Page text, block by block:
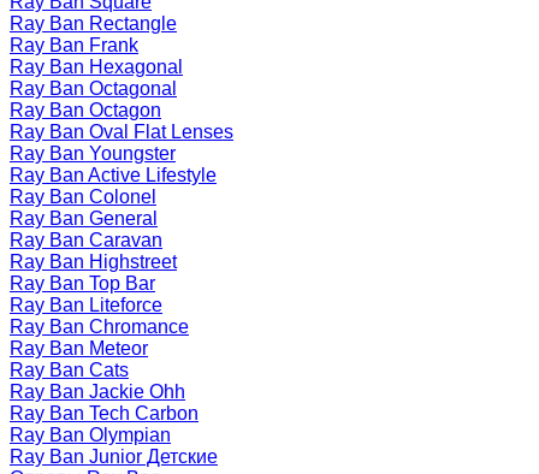
Ray Ban Rectangle
Ray Ban Frank
Ray Ban Hexagonal
Ray Ban Octagonal
Ray Ban Octagon
Ray Ban Oval Flat Lenses
Ray Ban Youngster
Ray Ban Active Lifestyle
Ray Ban Colonel
Ray Ban General
Ray Ban Caravan
Ray Ban Highstreet
Ray Ban Top Bar
Ray Ban Liteforce
Ray Ban Chromance
Ray Ban Meteor
Ray Ban Cats
Ray Ban Jackie Ohh
Ray Ban Tech Carbon
Ray Ban Olympian
Ray Ban Junior Детские